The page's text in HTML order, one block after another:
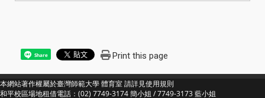
Share Print this page
本網站著作權屬於臺灣師範大學 體育室 請詳見使用規則
和平校區場地租借電話：(02) 7749-3174 簡小姐 / 7749-3173 藍小姐